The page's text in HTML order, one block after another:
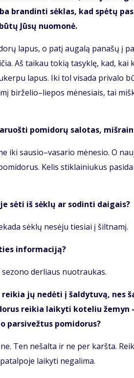
bran­din­ti sėk­las, kad spė­tų
Jū­sų nuo­mo­nė.
la­pus, o pa­tį au­ga­lą pa­na­šų į
Aš tai­kau to­kią ta­syk­lę, kad, kai
la­pus. Iki tol vi­sa­da pri­va­lo
bir­že­lio–lie­pos mė­ne­siais, tai
po­mi­do­rų sa­lo­tas,
iki sau­sio–va­sa­rio mė­ne­sio. O
Ke­lis stik­lai­niu­kus
sė­ti iš sėk­lų ar so­din­ti dai­gais?
sėk­lų ne­sė­ju tie­siai į šilt­na­mį.
in­for­ma­ci­ją?
der­liaus nuo­trau­kas.
jų ne­dė­ti į šal­dy­tu­vą, nes
rei­kia lai­ky­ti ko­te­liu že­myn
par­si­vež­tus po­mi­do­rus?
Ten ne­šal­ta ir ne­ per­ karš­ta.
lai­ky­ti ne­ga­li­ma.